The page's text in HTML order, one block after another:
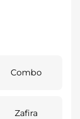
Combo
Zafira